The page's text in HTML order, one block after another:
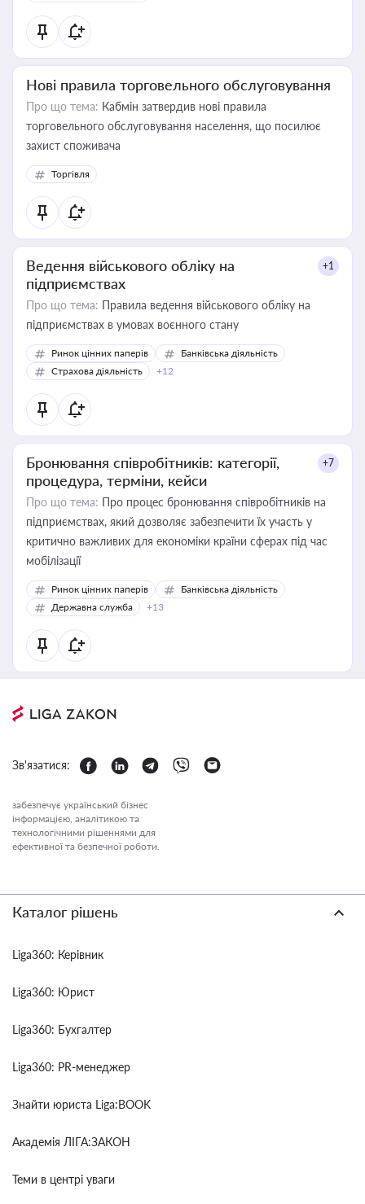
Нові правила торговельного обслуговування
Про що тема: Кабмін затвердив нові правила
торговельного обслуговування населення, що посилює
захист споживача
Торгівля
Ведення військового обліку на
підприємствах
+1
Про що тема: Правила ведення військового обліку на
підприємствах в умовах воєнного стану
Ринок цінних паперів
Банківська діяльність
Страхова діяльність
+12
Бронювання співробітників: категорії,
процедура, терміни, кейси
+7
Про що тема: Про процес бронювання співробітників на
підприємствах, який дозволяє забезпечити їх участь у
критично важливих для економіки країни сферах під час
мобілізації
Ринок цінних паперів
Банківська діяльність
Державна служба
+13
Зв'язатися:
забезпечує український бізнес
інформацією, аналітикою та
технологічними рішеннями для
ефективної та безпечної роботи.
Каталог рішень
Liga360: Керівник
Liga360: Юрист
Liga360: Бухгалтер
Liga360: PR-менеджер
Знайти юриста Liga:BOOK
Академія ЛІГА:ЗАКОН
Теми в центрі уваги